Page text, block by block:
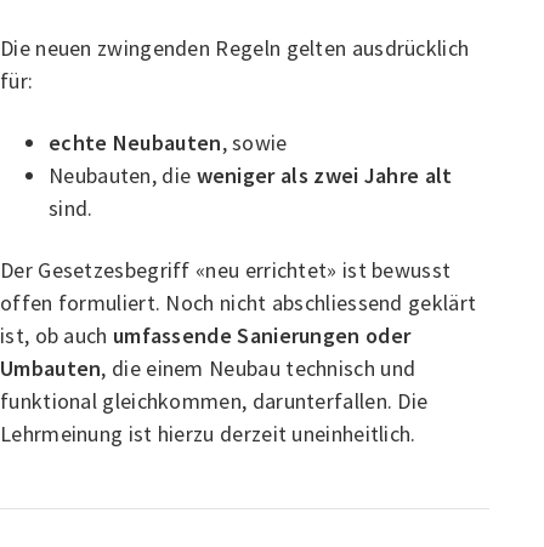
Die neuen zwingenden Regeln gelten ausdrücklich
für:
echte Neubauten, sowie
Neubauten, die weniger als zwei Jahre alt
sind.
Der Gesetzesbegriff «neu errichtet» ist bewusst
offen formuliert. Noch nicht abschliessend geklärt
ist, ob auch umfassende Sanierungen oder
Umbauten, die einem Neubau technisch und
funktional gleichkommen, darunterfallen. Die
Lehrmeinung ist hierzu derzeit uneinheitlich.